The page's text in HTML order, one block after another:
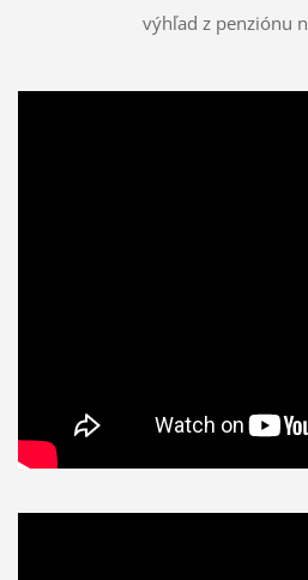
výhľad z penziónu